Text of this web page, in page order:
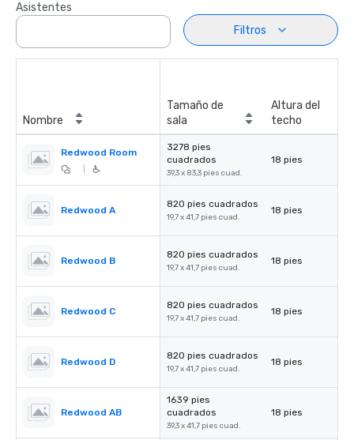
Asistentes
Filtros
Nombre
Tamaño de
sala
Altura del
techo
Redwood Room
3278 pies
cuadrados
39,3 x 83,3 pies cuad.
18 pies
Redwood A
820 pies cuadrados
19,7 x 41,7 pies cuad.
18 pies
Redwood B
820 pies cuadrados
19,7 x 41,7 pies cuad.
18 pies
Redwood C
820 pies cuadrados
19,7 x 41,7 pies cuad.
18 pies
Redwood D
820 pies cuadrados
19,7 x 41,7 pies cuad.
18 pies
Redwood AB
1639 pies
cuadrados
39,3 x 41,7 pies cuad.
18 pies